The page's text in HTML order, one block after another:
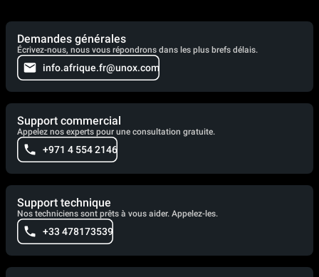
Demandes générales
Écrivez-nous, nous vous répondrons dans les plus brefs délais.
info.afrique.fr@unox.com
Support commercial
Appelez nos experts pour une consultation gratuite.
+971 4 554 2146
Support technique
Nos techniciens sont prêts à vous aider. Appelez-les.
+33 478173539